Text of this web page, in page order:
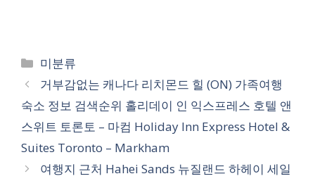
카
테
고
리
미분류
거부감없는 캐나다 리치몬드 힐 (ON) 가족여행
숙소 정보 검색순위 홀리데이 인 익스프레스 호텔 앤
스위트 토론토 – 마컴 Holiday Inn Express Hotel &
Suites Toronto – Markham
여행지 근처 Hahei Sands 뉴질랜드 하헤이 세일